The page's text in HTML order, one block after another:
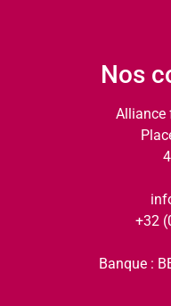
Nos
Alliance
+32
Banque :